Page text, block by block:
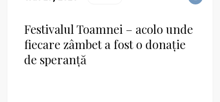
Festivalul Toamnei – acolo unde
fiecare zâmbet a fost o donație
de speranță